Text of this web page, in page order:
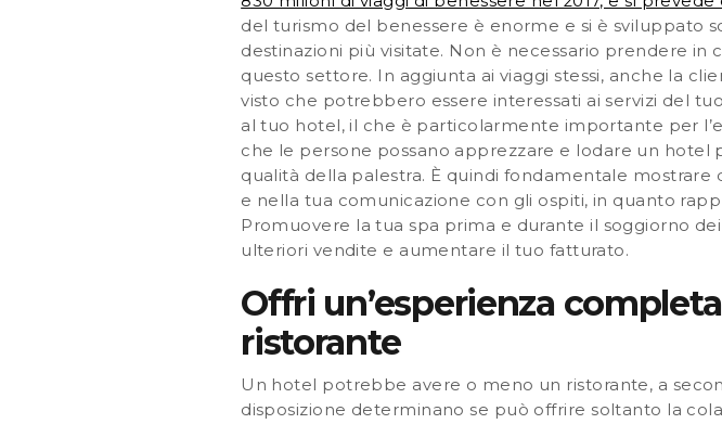
del turismo del benessere è enorme e si è sviluppato
destinazioni più visitate. Non è necessario prendere
questo settore. In aggiunta ai viaggi stessi, anche la
visto che potrebbero essere interessati ai servizi del
al tuo hotel, il che è particolarmente importante per
che le persone possano apprezzare e lodare un hotel
qualità della palestra. È quindi fondamentale
e nella tua comunicazione con gli ospiti, in quanto
Promuovere la tua spa prima e durante il soggiorno
ulteriori vendite e aumentare il tuo fatturato.
Offri un’esperienza
ristorante
Un hotel potrebbe avere o meno un ristorante, a
disposizione determinano se può offrire soltanto la